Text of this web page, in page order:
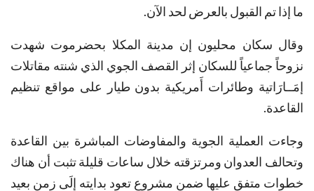
ما إذا تم القبول بالعرض لحد الآن.
وقال سكان محليون إن مدينة المكلا بحضرموت شهدت
نزوحاً جماعياً للسكان إثر القصف الجوي الذي شنته مقاتلات
إمَــارَاتية وطائرات أَمريكية بدون طيار على مواقع تنظيم
القاعدة.
وجاءت العملية الجوية والمفاوضات المباشرة بين القاعدة
وتحالف العدوان ومرتزقته خلال ساعات قليلة تثبت أن هناك
خطوات متفق عليها ضمن مشروع تعود بدايته إلَى زمن بعيد